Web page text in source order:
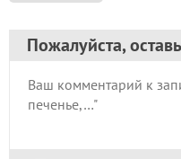
Пожалуйста,